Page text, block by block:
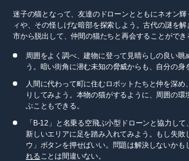
迷子の猫となって、友達のドローンとともにネオン
ィや、その怪しげな暗部を探索しよう。古代の謎を
市から脱出して、仲間の猫たちと再会することができ
周囲をよく調べ、建物に登って見晴らしの良い眺
う。暗い街角に潜む未知の脅威からも、自分の身
人間に代わって町に住むロボットたちと仲を深め
りしてみよう。本物の猫がするように、周囲の環
ぶこともできる。
「B-12」と名乗る空飛ぶ小型ドローンと協力し
新しいエリアに足を踏み入れてみよう。もし失敗
ウ」ボタンを押せばいい。問題は解決しないかも
れる ことは間違いない。